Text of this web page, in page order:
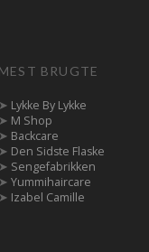
MEST BRUGTE
➤ Lykke By Lykke
➤ M Shop
➤ Backcare
➤ Den Sidste Flaske
➤ Sengefabrikken
➤ Yummihaircare
➤ Izabel Camille